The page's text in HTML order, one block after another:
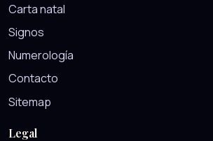
Carta natal
Signos
Numerología
Contacto
Sitemap
Legal